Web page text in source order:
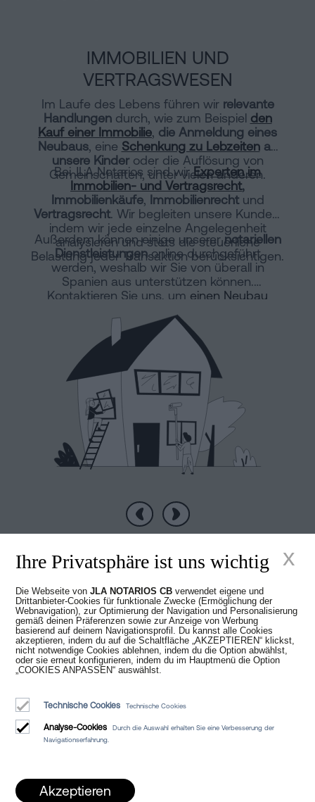
IMMOBILIEN UND
VERTRAGSWESEN
Im Laufe des Lebens führen wir relevante
Handlungendurch, wie zum Beispiel den
Kauf einer Immobilie die Anmeldung eines
Neubaus, eine Schenkung zu Lebzeitenan
unsere Kinderoder die Auflösung von
Gemeinschaften, unter vielen anderen.
Bei JLA Notarios sind wirExperten im
Immobilien- und Vertragsrecht,
Immobilienkäufe, Immobilienrechtund
Vertragsrecht. Wir begleiten unsere Kunden,
indem wir jede einzelne Angelegenheit
analysieren und stets die steuerliche
Belastung jeder Transaktion berücksichtigen.
Außerdem können einige unserernotariellen
Dienstleistungenonline durchgeführt
werden, weshalb wir Sie von überall in
Spanien aus unterstützen können.
Kontaktieren Sie uns, um einen Neubau
Teilung vorzunehmen.
VorherigeNächste
Neue Zeiten im
Notariat
Luis Alberto Álvarez Moreno
Notare von Barcelona und Online-Notare für ganz Spanien
Ihre Privatsphäre ist uns wichtig
Die Webseite vonJLA NOTARIOS CB verwendet eigene und
Drittanbieter-Cookies für funktionale Zwecke (Ermöglichung der
Webnavigation), zur Optimierung der Navigation und Personalisierung
gemäß deinen Präferenzen sowie zur Anzeige von Werbung
basierend auf deinem Navigationsprofil. Du kannst alle Cookies
akzeptieren, indem du auf die Schaltfläche „AKZEPTIEREN“ klickst,
nicht notwendige Cookies ablehnen, indem du die Option abwählst,
oder sie erneut konfigurieren, indem du im Hauptmenü die Option
„COOKIES ANPASSEN“ auswählst.
Technische Cookies Technische Cookies
Analyse-Cookies
Durch die Auswahl erhalten Sie eine Verbesserung der
Navigationserfahrung.
Akzeptieren
x